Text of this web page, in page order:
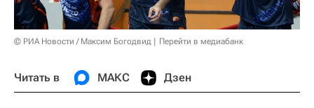
© РИА Новости / Максим Богодвид Перейти в медиабанк
Читать в МАКС Дзен